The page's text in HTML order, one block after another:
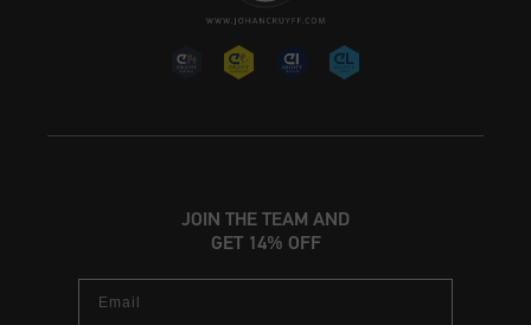
JOIN THE TEAM AND
GET 14% OFF
Email